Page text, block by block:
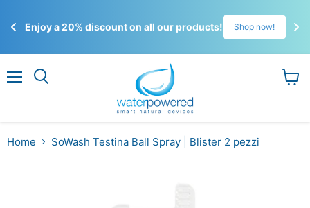
Enjoy a 20% discount on all our products! Shop now!
Gli
Home SoWash Testina Ball Spray | Blister 2 pezzi